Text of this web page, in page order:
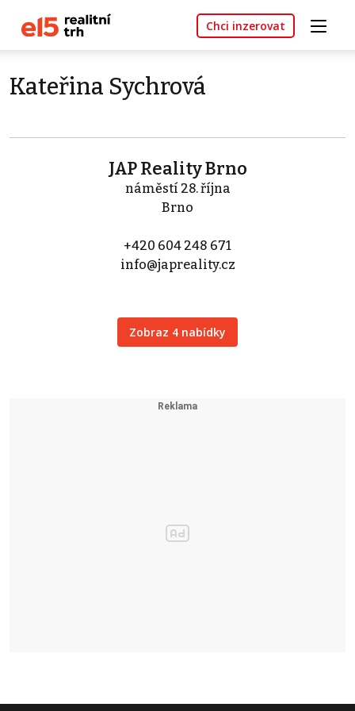
Chci inzerovat
Kateřina Sychrová
JAP Reality Brno
náměstí 28. října
Brno
+420 604 248 671
info@japreality.cz
Zobraz 4 nabídky